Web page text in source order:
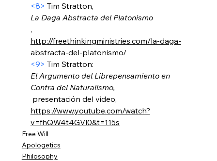
<8> Tim Stratton,
La Daga Abstracta del Platonismo
,
http://freethinkingministries.com/la-daga-
abstracta-del-platonismo/
<9> Tim Stratton:
El Argumento del Librepensamiento en
Contra del Naturalismo,
presentación del video,
https://www.youtube.com/watch?
v=fhQW4t4GVl0&t=115s
Free Will
Apologetics
Philosophy